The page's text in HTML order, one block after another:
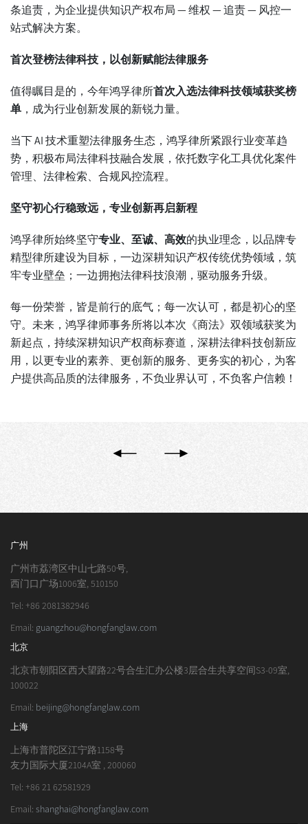
条追责，为企业提供知识产权布局 — 维权 — 追责 — 风控一
站式解决方案。
首次登榜法律科技，以创新赋能法律服务
值得瞩目是的，今年鸿孚律所首次入选法律科技领域获奖榜
单 ，成为行业创新发展的新锐力量。
当下 AI 技术重塑法律服务生态，鸿孚律所紧跟行业变革趋
势，积极布局法律科技融合发展，依托数字化工具优化案件
管理、法律检索、合规风控流程。
坚守初心行稳致远，专业创新再启新程
鸿孚律所始终坚守专业、至诚、高效的执业理念，以品牌专
精型律所建设为目标，一边深耕知识产权传统优势领域，筑
牢专业壁垒；一边拥抱法律科技浪潮，驱动服务升级。
每一份荣誉，皆是前行的底气；每一次认可，都是初心的坚
守。未来，鸿孚律师事务所将以本次《商法》双领域获奖为
新起点，持续深耕知识产权商标赛道，深耕法律科技创新应
用，以更专业的素养、更创新的服务、更务实的初心，为客
户提供高品质的法律服务，不负业界认可，不负客户信赖！
广州
广州市荔湾区中山七路50号,
西门口广场1006室, 510150
Tel: +86 2081382946
Email: guangzhou@hongfanglaw.com
北京
北京市朝阳区西大望路22号合生汇办公楼3层合生共享空间S3-09室,
100022
Email: beijing@hongfanglaw.com
上海
上海市普陀区江宁路1158号
友力国际大厦2104A室 , 200060
Tel: +86 21 62581929
Email: shanghai@hongfanglaw.com